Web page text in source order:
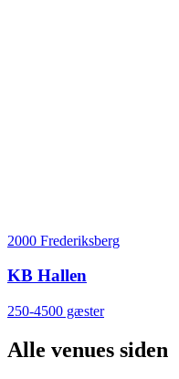
2000 Frederiksberg
KB Hallen
250-4500 gæster
Alle venues siden